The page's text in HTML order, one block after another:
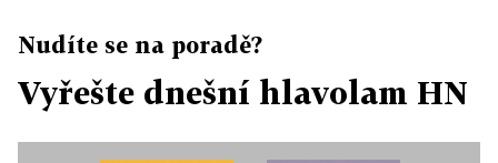
Nudíte se na poradě?
Vyřešte dnešní hlavolam HN